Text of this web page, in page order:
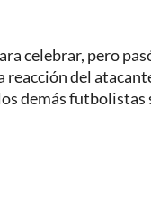
celebrar, pero
reacción del
demás futbolistas